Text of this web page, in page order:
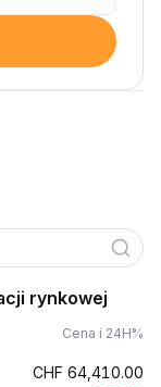
rynkowej
Cena i 24H%
CHF 64,410.00